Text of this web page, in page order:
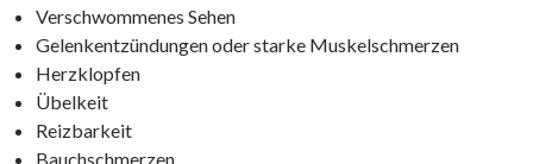
Verschwommenes Sehen
Gelenkentzündungen oder starke Muskelschmerzen
Herzklopfen
Übelkeit
Reizbarkeit
Bauchschmerzen